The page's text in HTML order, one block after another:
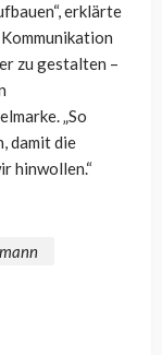
erklärte
zu gestalten –
„So
damit die
hinwollen.“